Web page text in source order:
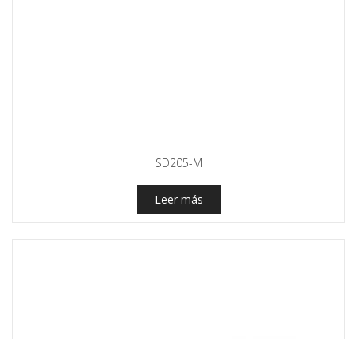
SD205-M
Leer más